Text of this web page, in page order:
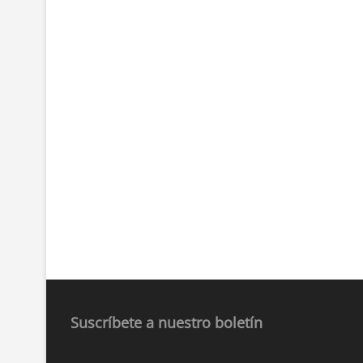
Suscríbete a nuestro boletín